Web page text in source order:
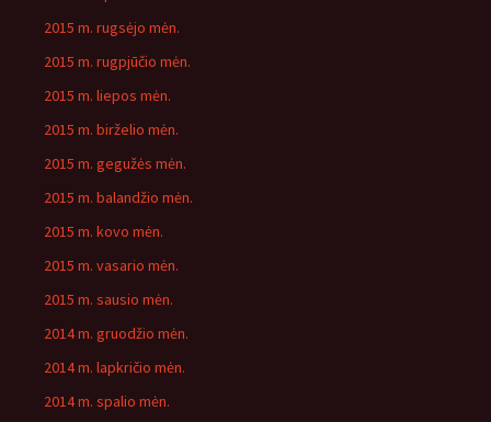
2015 m. rugsėjo mėn.
2015 m. rugpjūčio mėn.
2015 m. liepos mėn.
2015 m. birželio mėn.
2015 m. gegužės mėn.
2015 m. balandžio mėn.
2015 m. kovo mėn.
2015 m. vasario mėn.
2015 m. sausio mėn.
2014 m. gruodžio mėn.
2014 m. lapkričio mėn.
2014 m. spalio mėn.